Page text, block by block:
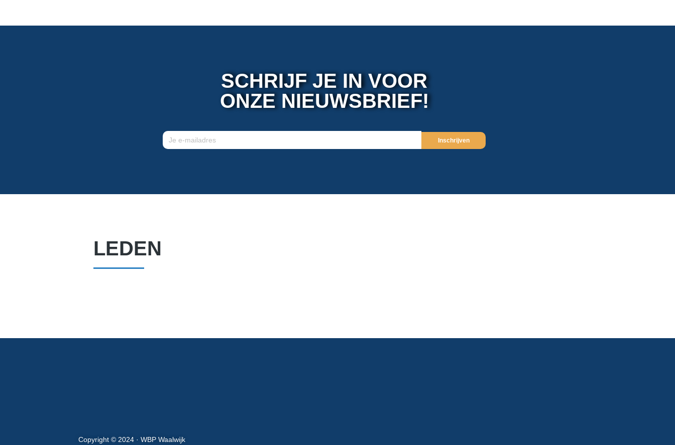
SCHRIJF JE IN VOOR
ONZE NIEUWSBRIEF!
Inschrijven
LEDEN
Copyright © 2024 · WBP Waalwijk